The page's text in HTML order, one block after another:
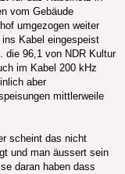
vom Gebäude
umgezogen weiter
Kabel eingespeist
die 96,1 von NDR Kultur
im Kabel 200 kHz
aber
mittlerweile
scheint das nicht
und man äussert sein
daran haben dass